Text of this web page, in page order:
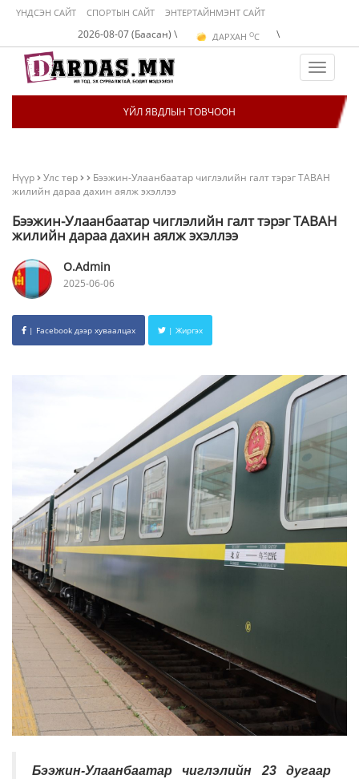
ҮНДСЭН САЙТ СПОРТЫН САЙТ ЭНТЕРТАЙНМЭНТ САЙТ
2026-08-07 (Баасан) \ ДАРХАН OC
ЭРДЭНЭТ C
\
Toggle
ҮЙЛ ЯВДЛЫН ТОВЧООН
Нүүр Улс төр
Бээжин-Улаанбаатар чиглэлийн галт тэрэг ТАВАН
жилийн дараа дахин аялж эхэллээ
Бээжин-Улаанбаатар чиглэлийн галт тэрэг ТАВАН
жилийн дараа дахин аялж эхэллээ
O.Admin
2025-06-06
| Facebook дээр хуваалцах | Жиргэх
Бээжин-Улаанбаатар чиглэлийн 23 дугаар